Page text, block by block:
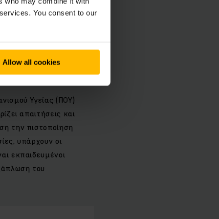
You consent to our
Allow all cookies
και
η
τα
Υγείας (ΠΟΥ)
απαιτήσεις και
την πιστοποίηση
υπάρχουν οι
εκπαιδευμένοι
του